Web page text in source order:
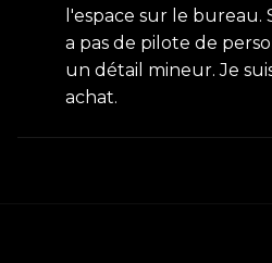
l'espace sur le
a pas de pilote de
un détail mineur. Je
achat.